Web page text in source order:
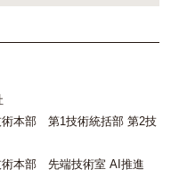
本部 第1技術統括部 第2技
本部 先端技術室 AI推進